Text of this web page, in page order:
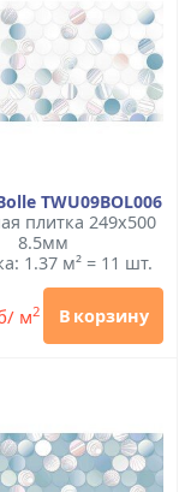
TWU09BOL006
плитка 249x500
8.5мм
1.37 м² = 11 шт.
м2 В корзину